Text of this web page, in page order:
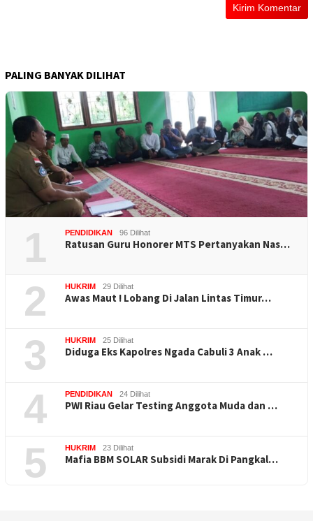
PALING BANYAK DILIHAT
1 PENDIDIKAN 96 Dilihat
Ratusan Guru Honorer MTS Pertanyakan Nas…
2 HUKRIM 29 Dilihat
Awas Maut ! Lobang Di Jalan Lintas Timur…
3 HUKRIM 25 Dilihat
Diduga Eks Kapolres Ngada Cabuli 3 Anak …
4 PENDIDIKAN 24 Dilihat
PWI Riau Gelar Testing Anggota Muda dan …
5 HUKRIM 23 Dilihat
Mafia BBM SOLAR Subsidi Marak Di Pangkal…